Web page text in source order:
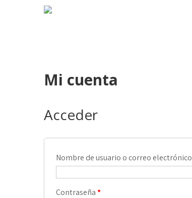
Mi cuenta
Acceder
Nombre de usuario o correo electrónico
Contraseña*